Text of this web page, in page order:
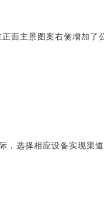
面主景图案右侧增加了
，选择相应设备实现渠